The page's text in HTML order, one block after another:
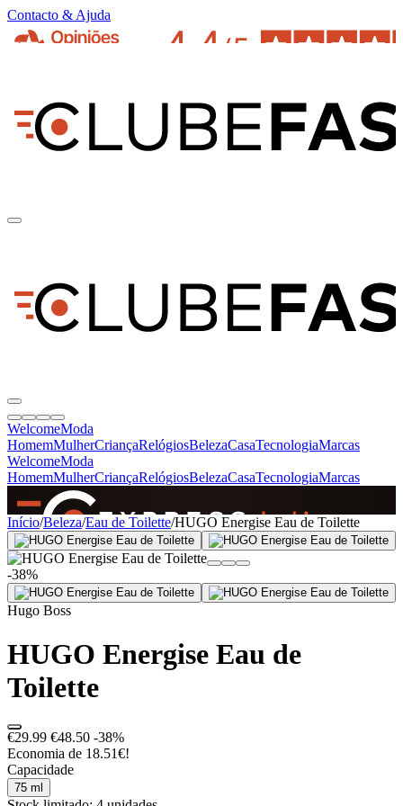
Contacto & Ajuda
WelcomeModa
HomemMulherCriançaRelógiosBelezaCasaTecnologiaMarcas
WelcomeModa
HomemMulherCriançaRelógiosBelezaCasaTecnologiaMarcas
SINCE 2005
+de 36.000 reviews
Início/Beleza/Eau de Toilette/HUGO Energise Eau de Toilette
-38%
Hugo Boss
HUGO Energise Eau de
Toilette
€29.99 €48.50 -38%
Economia de 18.51€!
Capacidade
75 ml